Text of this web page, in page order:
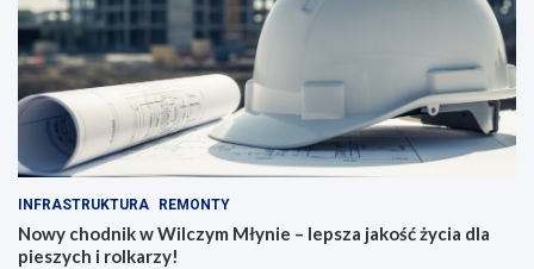
INFRASTRUKTURA REMONTY
Nowy chodnik w Wilczym Młynie – lepsza jakość życia dla
pieszych i rolkarzy!